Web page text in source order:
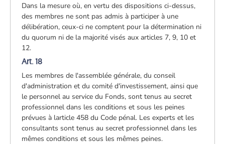
Dans la mesure où, en vertu des dispositions ci-dessus,
des membres ne sont pas admis à participer à une
délibération, ceux-ci ne comptent pour la détermination ni
du quorum ni de la majorité visés aux articles 7, 9, 10 et
12.
Art. 18
Les membres de l'assemblée générale, du conseil
d'administration et du comité d'investissement, ainsi que
le personnel au service du Fonds, sont tenus au secret
professionnel dans les conditions et sous les peines
prévues à larticle 458 du Code pénal. Les experts et les
consultants sont tenus au secret professionnel dans les
mêmes conditions et sous les mêmes peines.